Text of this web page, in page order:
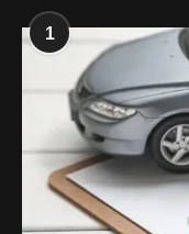
1